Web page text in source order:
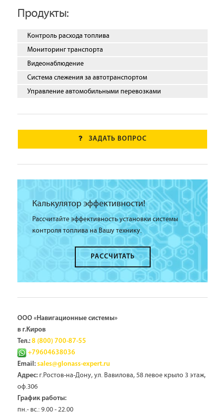
Продукты:
Контроль расхода топлива
Мониторинг транспорта
Видеонаблюдение
Система слежения за автотранспортом
Управление автомобильными перевозками
ЗАДАТЬ ВОПРОС
Калькулятор эффективности!
Рассчитайте эффективность установки системы
контроля топлива на Вашу технику.
РАССЧИТАТЬ
ООО «Навигационные системы»
в г.Киров
Тел.: 8 (800) 700-87-55
+79604638036
Email: sales@glonass-expert.ru
Адрес: г.Ростов-на-Дону, ул. Вавилова, 58 левое крыло 3 этаж,
оф.306
График работы:
пн.- вс.: 9.00 - 22.00